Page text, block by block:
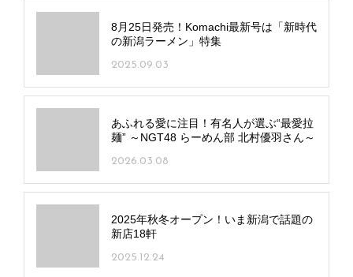
8月25日発売！Komachi最新号は「新時代
の新潟ラーメン」特集
2025.09.03
あふれる愛に注目！有名人が選ぶ“最愛拉
麺” ～NGT48 らーめん部 北村優羽さん～
2026.03.08
2025年秋冬オープン！いま新潟で話題の
新店18軒
2025.12.24